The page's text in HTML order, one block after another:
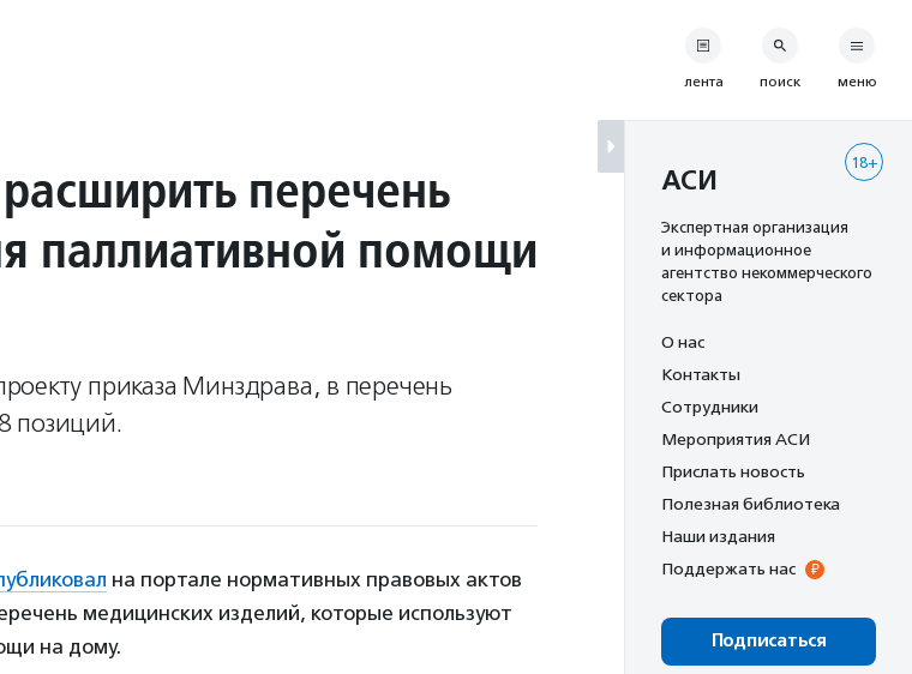
перечень
паллиативной помощи
приказа Минздрава, в перечень
позиций.
на портале нормативных правовых актов
медицинских изделий, которые используют
на дому.
лента поиск меню
18+
АСИ
Экспертная организация
и информационное
агентство некоммерческого
сектора
О нас
Контакты
Сотрудники
Мероприятия АСИ
Прислать новость
Полезная библиотека
Наши издания
Поддержать нас
Подписаться